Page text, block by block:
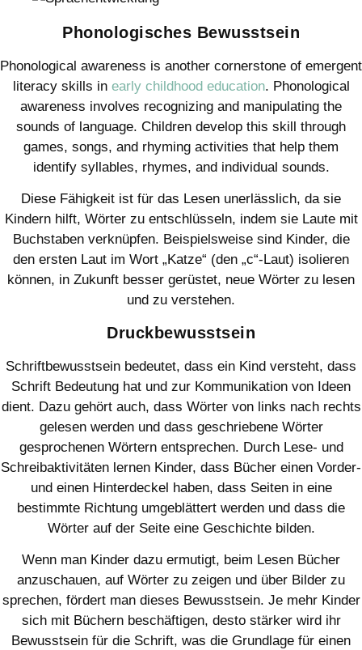
Phonologisches Bewusstsein
Phonological awareness is another cornerstone of emergent
literacy skills in early childhood education. Phonological
awareness involves recognizing and manipulating the
sounds of language. Children develop this skill through
games, songs, and rhyming activities that help them
identify syllables, rhymes, and individual sounds.
Diese Fähigkeit ist für das Lesen unerlässlich, da sie
Kindern hilft, Wörter zu entschlüsseln, indem sie Laute mit
Buchstaben verknüpfen. Beispielsweise sind Kinder, die
den ersten Laut im Wort „Katze“ (den „c“-Laut) isolieren
können, in Zukunft besser gerüstet, neue Wörter zu lesen
und zu verstehen.
Druckbewusstsein
Schriftbewusstsein bedeutet, dass ein Kind versteht, dass
Schrift Bedeutung hat und zur Kommunikation von Ideen
dient. Dazu gehört auch, dass Wörter von links nach rechts
gelesen werden und dass geschriebene Wörter
gesprochenen Wörtern entsprechen. Durch Lese- und
Schreibaktivitäten lernen Kinder, dass Bücher einen Vorder-
und einen Hinterdeckel haben, dass Seiten in eine
bestimmte Richtung umgeblättert werden und dass die
Wörter auf der Seite eine Geschichte bilden.
Wenn man Kinder dazu ermutigt, beim Lesen Bücher
anzuschauen, auf Wörter zu zeigen und über Bilder zu
sprechen, fördert man dieses Bewusstsein. Je mehr Kinder
sich mit Büchern beschäftigen, desto stärker wird ihr
Bewusstsein für die Schrift, was die Grundlage für einen